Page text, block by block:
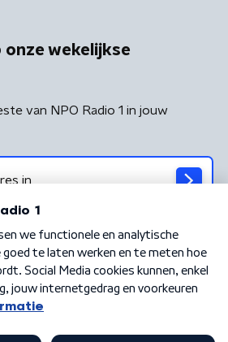
onze wekelijkse
van NPO Radio 1 in jouw